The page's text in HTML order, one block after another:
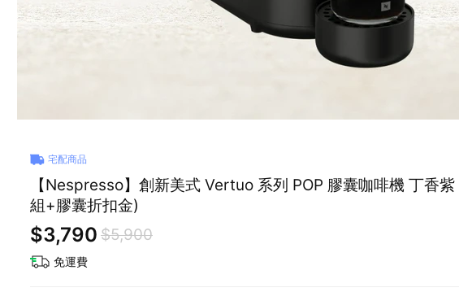
宅配商品
【Nespresso】創新美式 Vertuo 系列 POP 膠囊咖啡機 丁香
組+膠囊折扣金)
$3,790 $5,900
免運費